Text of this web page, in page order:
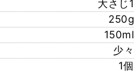
大さじ1
250g
150ml
少々
1個